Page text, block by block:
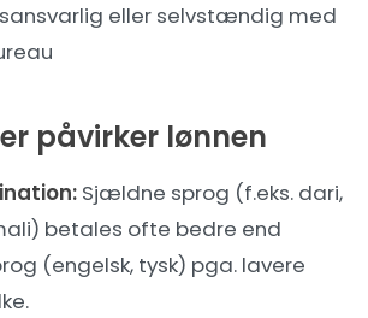
eller selvstændig med
påvirker lønnen
Sjældne sprog (f.eks. dari,
betales ofte bedre end
(engelsk, tysk) pga. lavere